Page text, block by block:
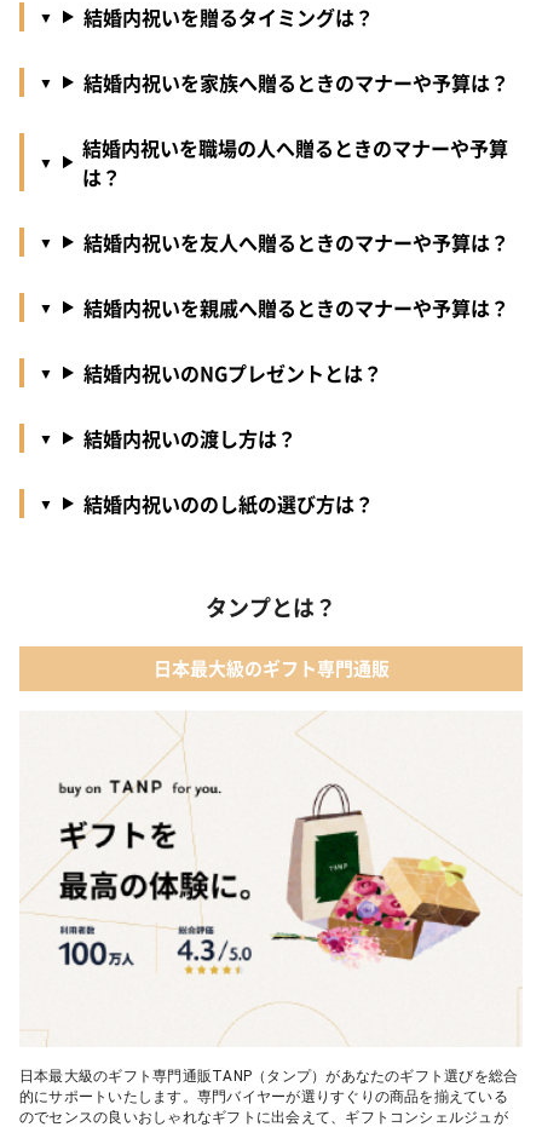
結婚内祝いを贈るタイミングは？
結婚内祝いを家族へ贈るときのマナーや予算は？
結婚内祝いを職場の人へ贈るときのマナーや予算
は？
結婚内祝いを友人へ贈るときのマナーや予算は？
結婚内祝いを親戚へ贈るときのマナーや予算は？
結婚内祝いのNGプレゼントとは？
結婚内祝いの渡し方は？
結婚内祝いののし紙の選び方は？
タンプとは？
日本最大級のギフト専門通販
日本最大級のギフト専門通販TANP（タンプ）があなたのギフト選びを総合
的にサポートいたします。専門バイヤーが選りすぐりの商品を揃えている
のでセンスの良いおしゃれなギフトに出会えて、ギフトコンシェルジュが